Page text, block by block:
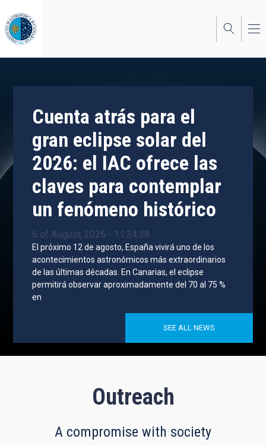
to
main
content
Cuenta atrás para el
gran eclipse solar del
2026: el IAC ofrece las
claves para contemplar
un fenómeno histórico
6 of August, 2026 - 11:34:38
El próximo 12 de agosto, España vivirá uno de los
acontecimientos astronómicos más extraordinarios
de las últimas décadas. En Canarias, el eclipse
permitirá observar aproximadamente del 70 al 75 %
en
SEE ALL NEWS
Outreach
A compromise with society